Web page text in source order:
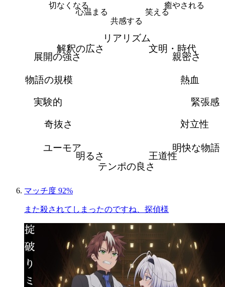
癒やされる
笑える
共感する
心温まる
切なくなる
リアリズム
文明・時代
親密さ
熱血
緊張感
対立性
明快な物語
王道性
テンポの良さ
明るさ
ユーモア
奇抜さ
実験的
物語の規模
展開の強さ
解釈の広さ
マッチ度 92%
また殺されてしまったのですね、探偵様